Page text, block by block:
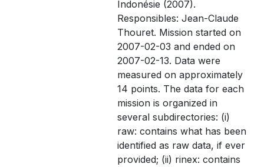
Indonésie (2007).
Responsibles: Jean-Claude
Thouret. Mission started on
2007-02-03 and ended on
2007-02-13. Data were
measured on approximately
14 points. The data for each
mission is organized in
several subdirectories: (i)
raw: contains what has been
identified as raw data, if ever
provided; (ii) rinex: contains